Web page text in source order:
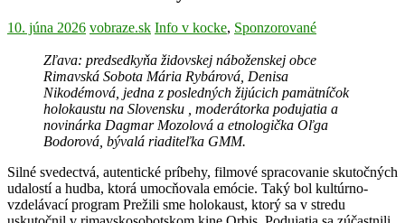
10. júna 2026 vobraze.sk Info v kocke, Sponzorované
Zľava: predsedkyňa židovskej náboženskej obce
Rimavská Sobota Mária Rybárová, Denisa
Nikodémová, jedna z posledných žijúcich pamätníčok
holokaustu na Slovensku , moderátorka podujatia a
novinárka Dagmar Mozolová a etnologička Oľga
Bodorová, bývalá riaditeľka GMM.
Silné svedectvá, autentické príbehy, filmové spracovanie skutočných
udalostí a hudba, ktorá umocňovala emócie. Taký bol kultúrno-
vzdelávací program Prežili sme holokaust, ktorý sa v stredu